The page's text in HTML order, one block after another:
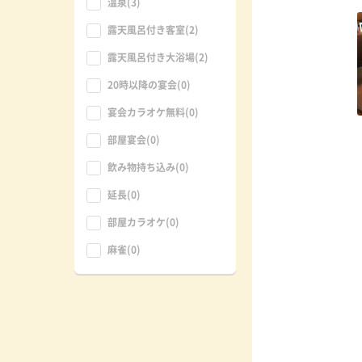
露天風呂付き客室(2)
露天風呂付き大浴場(2)
20時以降の宴会(0)
宴会カラオケ無料(0)
部屋宴会(0)
飲み物持ち込み(0)
延長(0)
部屋カラオケ(0)
麻雀(0)